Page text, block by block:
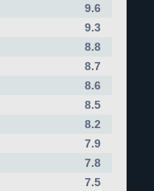
9.6
9.3
8.8
8.7
8.6
8.5
8.2
7.9
7.8
7.5